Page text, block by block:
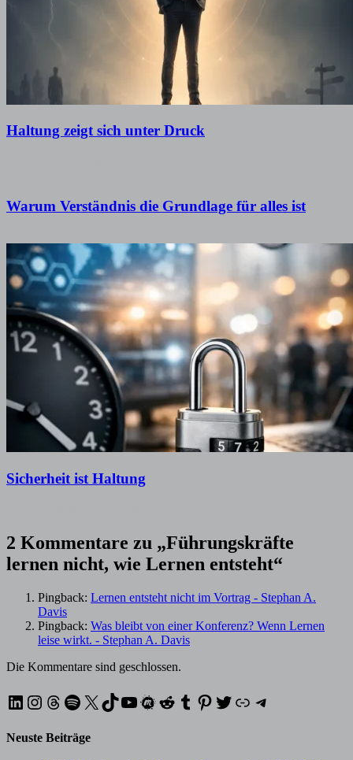
Haltung zeigt sich unter Druck
Warum Verständnis die Grundlage für alles ist
Sicherheit ist Haltung
2 Kommentare zu „Führungskräfte
lernen nicht, wie Lernen entsteht“
Pingback: Lernen entsteht nicht im Vortrag - Stephan A.
Davis
Pingback: Was bleibt von einer Konferenz? Wenn Lernen
leise wirkt. - Stephan A. Davis
Die Kommentare sind geschlossen.
LinkedIn
Instagram
Threads
Spotify
X TikTok
YouTube
Meetup
Reddit
Tumblr
Pinterest
Twitter
XINGTelegram
Neuste Beiträge